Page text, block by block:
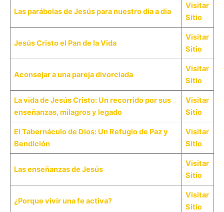
Las parábolas de Jesús para nuestro dia a dia
Visitar
Sitio
Jesús Cristo el Pan de la Vida
Visitar
Sitio
Aconsejar a una pareja divorciada
Visitar
Sitio
La vida de Jesús Cristo: Un recorrido por sus
enseñanzas, milagros y legado
Visitar
Sitio
El Tabernáculo de Dios: Un Refugio de Paz y
Bendición
Visitar
Sitio
Las enseñanzas de Jesús
Visitar
Sitio
¿Porque vivir una fe activa?
Visitar
Sitio